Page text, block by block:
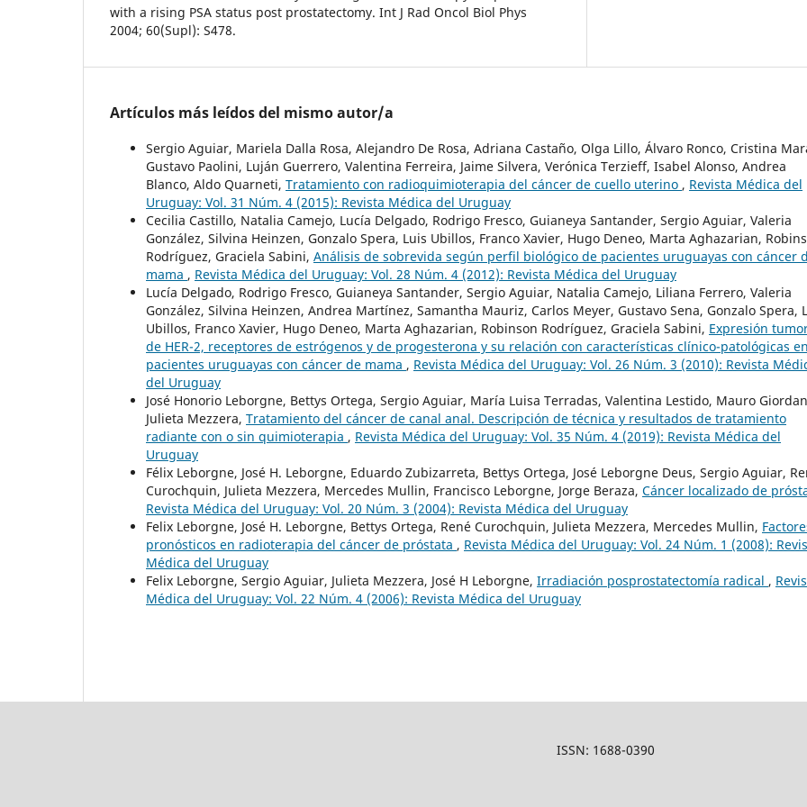
with a rising PSA status post prostatectomy. Int J Rad Oncol Biol Phys
2004; 60(Supl): S478.
Artículos más leídos del mismo autor/a
Sergio Aguiar, Mariela Dalla Rosa, Alejandro De Rosa, Adriana Castaño, Olga Lillo, Álvaro Ronco, Cristina
Gustavo Paolini, Luján Guerrero, Valentina Ferreira, Jaime Silvera, Verónica Terzieff, Isabel Alonso, Andrea
Blanco, Aldo Quarneti, Tratamiento con radioquimioterapia del cáncer de cuello uterino , Revista Médica del
Uruguay: Vol. 31 Núm. 4 (2015): Revista Médica del Uruguay
Cecilia Castillo, Natalia Camejo, Lucía Delgado, Rodrigo Fresco, Guianeya Santander, Sergio Aguiar, Valeria
González, Silvina Heinzen, Gonzalo Spera, Luis Ubillos, Franco Xavier, Hugo Deneo, Marta Aghazarian,
Rodríguez, Graciela Sabini, Análisis de sobrevida según perfil biológico de pacientes uruguayas con cáncer
mama , Revista Médica del Uruguay: Vol. 28 Núm. 4 (2012): Revista Médica del Uruguay
Lucía Delgado, Rodrigo Fresco, Guianeya Santander, Sergio Aguiar, Natalia Camejo, Liliana Ferrero, Valeria
González, Silvina Heinzen, Andrea Martínez, Samantha Mauriz, Carlos Meyer, Gustavo Sena, Gonzalo Spera,
Ubillos, Franco Xavier, Hugo Deneo, Marta Aghazarian, Robinson Rodríguez, Graciela Sabini, Expresión
de HER-2, receptores de estrógenos y de progesterona y su relación con características clínico-patológicas en
pacientes uruguayas con cáncer de mama , Revista Médica del Uruguay: Vol. 26 Núm. 3 (2010): Revista
del Uruguay
José Honorio Leborgne, Bettys Ortega, Sergio Aguiar, María Luisa Terradas, Valentina Lestido, Mauro
Julieta Mezzera, Tratamiento del cáncer de canal anal. Descripción de técnica y resultados de tratamiento
radiante con o sin quimioterapia , Revista Médica del Uruguay: Vol. 35 Núm. 4 (2019): Revista Médica del
Uruguay
Félix Leborgne, José H. Leborgne, Eduardo Zubizarreta, Bettys Ortega, José Leborgne Deus, Sergio Aguiar,
Curochquin, Julieta Mezzera, Mercedes Mullin, Francisco Leborgne, Jorge Beraza, Cáncer localizado de
Revista Médica del Uruguay: Vol. 20 Núm. 3 (2004): Revista Médica del Uruguay
Felix Leborgne, José H. Leborgne, Bettys Ortega, René Curochquin, Julieta Mezzera, Mercedes Mullin,
pronósticos en radioterapia del cáncer de próstata , Revista Médica del Uruguay: Vol. 24 Núm. 1 (2008):
Médica del Uruguay
Felix Leborgne, Sergio Aguiar, Julieta Mezzera, José H Leborgne, Irradiación posprostatectomía radical ,
Médica del Uruguay: Vol. 22 Núm. 4 (2006): Revista Médica del Uruguay
ISSN: 1688-0390